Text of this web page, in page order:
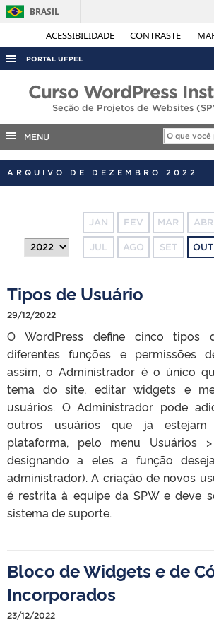
ACESSIBILIDADE CONTRASTE
BRASIL
PORTAL UFPEL
AUDITORIA
PORTARIAS
Curso WordPress
Seção de Projetos de Websites
MENU
ARQUIVO DE DEZEMBRO 2022
JAN FEV MAR ABR
JUL AGO SET OUT
Tipos de Usuário
29/12/2022
O WordPress define cinco tipos
diferentes funções e permissões
assim, o Administrador é o único
tema do site, editar widgets e
usuários. O Administrador pode
outros usuários que já estejam
plataforma, pelo menu Usuários
designando a eles a função
administrador). A criação de novos
é restrita à equipe da SPW e deve
sistema de suporte.
Bloco de Widgets e de
Incorporados
23/12/2022